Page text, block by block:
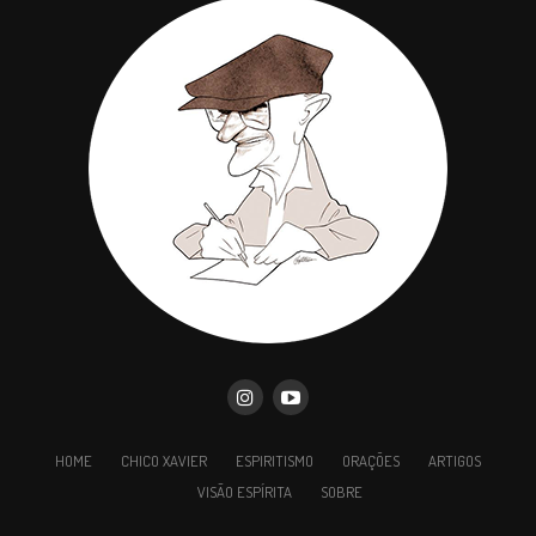
Desgosto, obstáculo, decepção
Avança hoje na estrada pedregosa das obrigações
retamente cumpridas e, amanhã, em te
despedindo do corpo da Terra, teu coração,
convertido em estrela de amor, será com Jesus um
marco celeste orientando as almas perdidas, no
vale das sombras, para que atinja contigo a
felicidade do Eterno Bem.
HOME CHICO XAVIER ESPIRITISMO ORAÇÕES
ARTIGOS
VISÃO ESPÍRITA
SOBRE